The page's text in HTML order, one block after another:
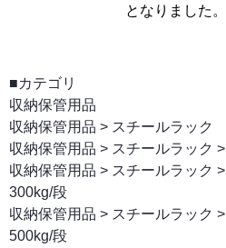
となりました。
■カテゴリ
収納保管用品
収納保管用品 > スチールラック
収納保管用品 > スチールラック >
収納保管用品 > スチールラック >
300kg/段
収納保管用品 > スチールラック >
500kg/段